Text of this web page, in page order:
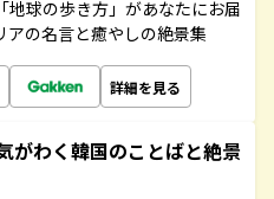
球の歩き方」があなたにお届
アの名言と癒やしの絶景集
詳細を見る
がわく韓国のことばと絶景